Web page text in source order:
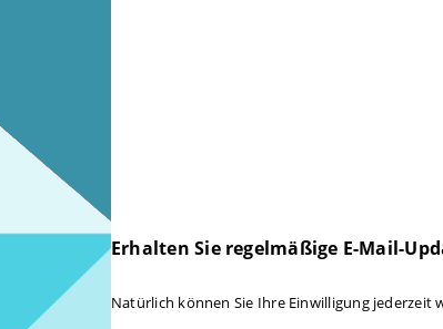
Erhalten Sie regelmäßige E-Mail-
Natürlich können Sie Ihre Einwilligung jederzeit